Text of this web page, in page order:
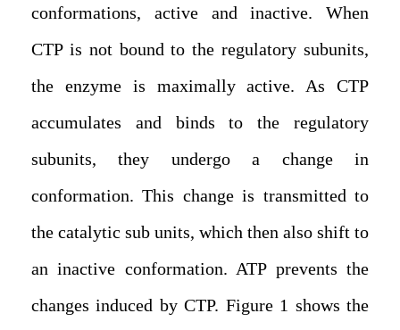
conformations, active and inactive. When
CTP is not bound to the regulatory subunits,
the enzyme is maximally active. As CTP
accumulates and binds to the regulatory
subunits, they undergo a change in
conformation. This change is transmitted to
the catalytic sub units, which then also shift to
an inactive conformation. ATP prevents the
changes induced by CTP. Figure 1 shows the